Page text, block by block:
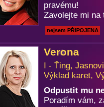
pravému!
Zavolejte mi
nejsem PŘIPOJENA
Verona
I - Ťing,
Výklad karet,
Odpustit mu
Poradím vám,